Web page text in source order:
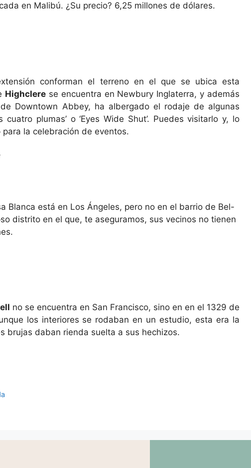
en Malibú. ¿Su precio? 6,25 millones de dólares.
conforman el terreno en el que se ubica esta
Highclere se encuentra en Newbury Inglaterra, y además
Downtown Abbey, ha albergado el rodaje de algunas
cuatro plumas’ o ‘Eyes Wide Shut’. Puedes visitarlo y, lo
la celebración de eventos.
Blanca está en Los Ángeles, pero no en el barrio de Bel-
distrito en el que, te aseguramos, sus vecinos no tienen
no se encuentra en San Francisco, sino en en el 1329 de
los interiores se rodaban en un estudio, esta era la
brujas daban rienda suelta a sus hechizos.